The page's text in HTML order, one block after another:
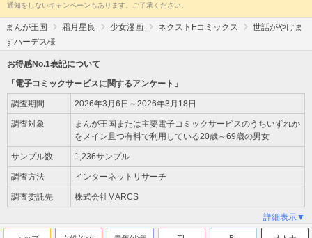
通知をしないキャンペーンもあります。ご了承ください。
まんが王国 霜月星良 少女漫画 ネクストFコミックス
世話がやけま
すハーデス様
お得感No.1表記について
「電子コミックサービスに関するアンケート」
調査期間 2026年3月6日～2026年3月18日
調査対象
まんが王国または主要電子コミックサービスのうちいずれか
をメイン且つ有料で利用している20歳～69歳の男女
サンプル数 1,236サンプル
調査方法 インターネットリサーチ
調査委託先 株式会社MARCS
詳細表示▼